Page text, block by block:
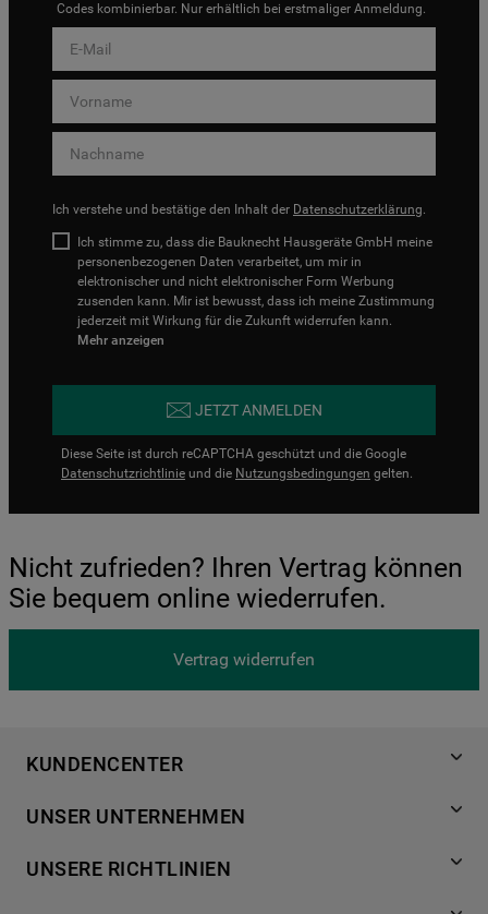
Codes kombinierbar. Nur erhältlich bei erstmaliger Anmeldung.
Ich verstehe und bestätige den Inhalt der Datenschutzerklärung.
Ich stimme zu, dass die Bauknecht Hausgeräte GmbH meine
personenbezogenen Daten verarbeitet, um mir in
elektronischer und nicht elektronischer Form Werbung
zusenden kann. Mir ist bewusst, dass ich meine Zustimmung
jederzeit mit Wirkung für die Zukunft widerrufen kann.
Mehr anzeigen
JETZT ANMELDEN
Diese Seite ist durch reCAPTCHA geschützt und die Google
Datenschutzrichtlinie und die Nutzungsbedingungen gelten.
Nicht zufrieden? Ihren Vertrag können
Sie bequem online wiederrufen.
Vertrag widerrufen
KUNDENCENTER
Händlersuche
Häufige Fragen
UNSER UNTERNEHMEN
Für Händler
UNSERE RICHTLINIEN